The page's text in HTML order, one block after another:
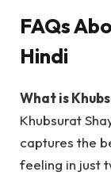
FAQs
Hindi
What is
Khubsurat
captures the
feeling in just